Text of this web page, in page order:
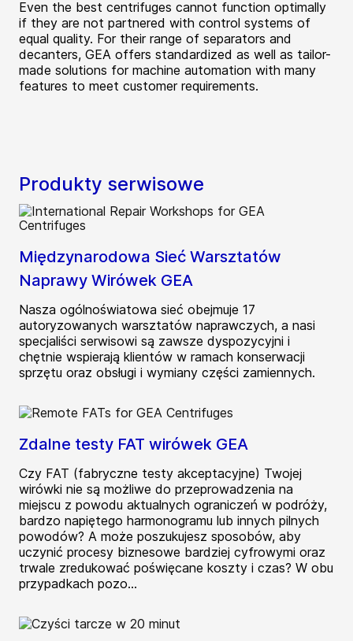
Even the best centrifuges cannot function optimally
if they are not partnered with control systems of
equal quality. For their range of separators and
decanters, GEA offers standardized as well as tailor-
made solutions for machine automation with many
features to meet customer requirements.
Produkty serwisowe
Międzynarodowa Sieć Warsztatów
Naprawy Wirówek GEA
Nasza ogólnoświatowa sieć obejmuje 17
autoryzowanych warsztatów naprawczych, a nasi
specjaliści serwisowi są zawsze dyspozycyjni i
chętnie wspierają klientów w ramach konserwacji
sprzętu oraz obsługi i wymiany części zamiennych.
Zdalne testy FAT wirówek GEA
Czy FAT (fabryczne testy akceptacyjne) Twojej
wirówki nie są możliwe do przeprowadzenia na
miejscu z powodu aktualnych ograniczeń w podróży,
bardzo napiętego harmonogramu lub innych pilnych
powodów? A może poszukujesz sposobów, aby
uczynić procesy biznesowe bardziej cyfrowymi oraz
trwale zredukować poświęcane koszty i czas? W obu
przypadkach pozo...